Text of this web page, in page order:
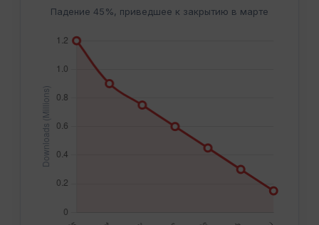
Падение 45%, приведшее к закрытию в марте